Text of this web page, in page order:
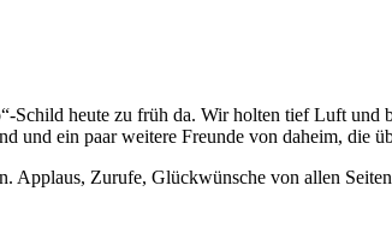
Schild heute zu früh da. Wir holten tief Luft
und ein paar weitere Freunde von daheim, die
Applaus, Zurufe, Glückwünsche von allen